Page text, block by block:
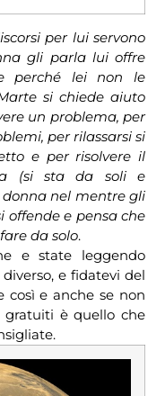
per lui servono
gli parla lui offre
perché lei non le
si chiede aiuto
un problema, per
per rilassarsi si
e per risolvere il
(si sta da soli e
donna nel mentre gli
offende e pensa che
da solo.
e state leggendo
e fidatevi del
e anche se non
gratuiti è quello che